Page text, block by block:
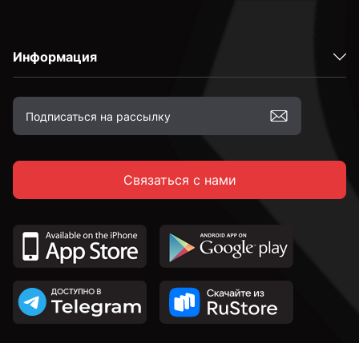
М3
М4
М5.5
М6
Информация
Связаться с нами